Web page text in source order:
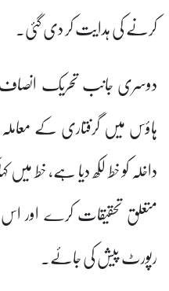
کرنے کی ہدایت کر دی گئی۔
دوسری جانب تحریک انصاف
ہاؤس میں گرفتاری کے
داخلہ کو خط لکھ دیا ہے، خط
متعلق تحقیقات کرے اور
رپورٹ پیش کی جائے۔